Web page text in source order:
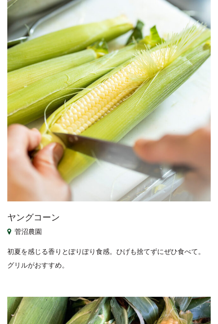
ヤングコーン
菅沼農園
初夏を感じる香りとぽりぽり食感。ひげも捨てずにぜひ食べて。
グリルがおすすめ。